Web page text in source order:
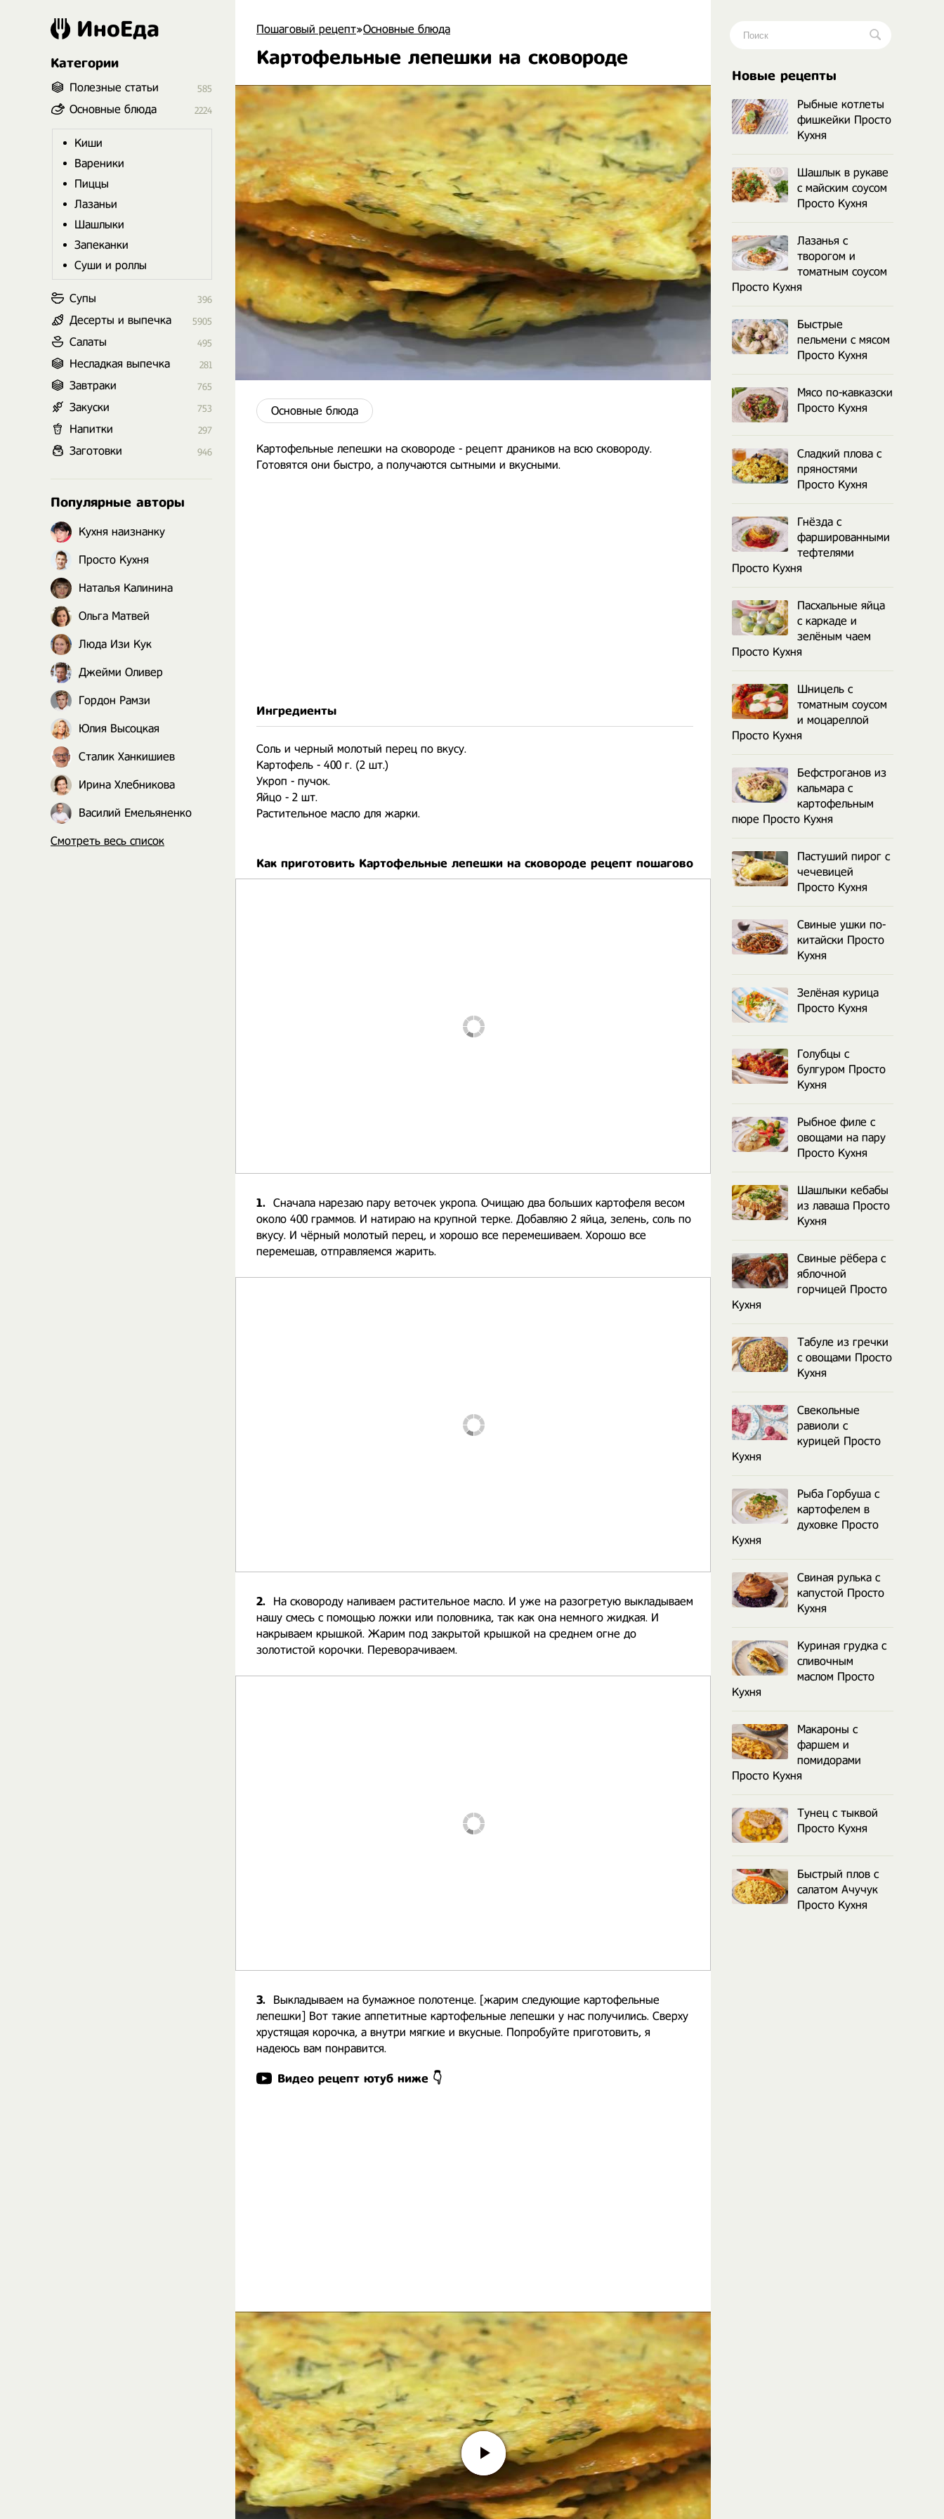
Пошаговый рецепт»Основные блюда
Картофельные лепешки на сковороде
Основные блюда
Картофельные лепешки на сковороде - рецепт драников на всю сковороду.
Готовятся они быстро, а получаются сытными и вкусными.
Ингредиенты
Соль и черный молотый перец по вкусу.
Картофель - 400 г. (2 шт.)
Укроп - пучок.
Яйцо - 2 шт.
Растительное масло для жарки.
Как приготовить Картофельные лепешки на сковороде рецепт пошагово
1. Сначала нарезаю пару веточек укропа. Очищаю два больших картофеля весом
около 400 граммов. И натираю на крупной терке. Добавляю 2 яйца, зелень, соль по
вкусу. И чёрный молотый перец, и хорошо все перемешиваем. Хорошо все
перемешав, отправляемся жарить.
2.
На сковороду наливаем растительное масло. И уже на разогретую выкладываем
нашу смесь с помощью ложки или половника, так как она немного жидкая. И
накрываем крышкой. Жарим под закрытой крышкой на среднем огне до
золотистой корочки. Переворачиваем.
3.
Выкладываем на бумажное полотенце. [жарим следующие картофельные
лепешки] Вот такие аппетитные картофельные лепешки у нас получились. Сверху
хрустящая корочка, а внутри мягкие и вкусные. Попробуйте приготовить, я
надеюсь вам понравится.
Видео рецепт ютуб ниже 👇
ИноЕда
Категории
Полезные статьи 585
Основные блюда 2224
Киши
Вареники
Пиццы
Лазаньи
Шашлыки
Запеканки
Суши и роллы
Супы 396
Десерты и выпечка 5905
Салаты 495
Несладкая выпечка 281
Завтраки 765
Закуски 753
Напитки 297
Заготовки 946
Популярные авторы
Кухня наизнанку
Просто Кухня
Наталья Калинина
Ольга Матвей
Люда Изи Кук
Джейми Оливер
Гордон Рамзи
Юлия Высоцкая
Сталик Ханкишиев
Ирина Хлебникова
Василий Емельяненко
Смотреть весь список
Новые рецепты
Рыбные котлеты
фишкейки Просто
Кухня
Шашлык в рукаве
с майским соусом
Просто Кухня
Лазанья с
творогом и
томатным соусом
Просто Кухня
Быстрые
пельмени с мясом
Просто Кухня
Мясо по-кавказски
Просто Кухня
Сладкий плова с
пряностями
Просто Кухня
Гнёзда с
фаршированными
тефтелями
Просто Кухня
Пасхальные яйца
с каркаде и
зелёным чаем
Просто Кухня
Шницель с
томатным соусом
и моцареллой
Просто Кухня
Бефстроганов из
кальмара с
картофельным
пюре Просто Кухня
Пастуший пирог с
чечевицей
Просто Кухня
Свиные ушки по-
китайски Просто
Кухня
Зелёная курица
Просто Кухня
Голубцы с
булгуром Просто
Кухня
Рыбное филе с
овощами на пару
Просто Кухня
Шашлыки кебабы
из лаваша Просто
Кухня
Свиные рёбера с
яблочной
горчицей Просто
Кухня
Табуле из гречки
с овощами Просто
Кухня
Свекольные
равиоли с
курицей Просто
Кухня
Рыба Горбуша с
картофелем в
духовке Просто
Кухня
Свиная рулька с
капустой Просто
Кухня
Куриная грудка с
сливочным
маслом Просто
Кухня
Макароны с
фаршем и
помидорами
Просто Кухня
Тунец с тыквой
Просто Кухня
Быстрый плов с
салатом Ачучук
Просто Кухня